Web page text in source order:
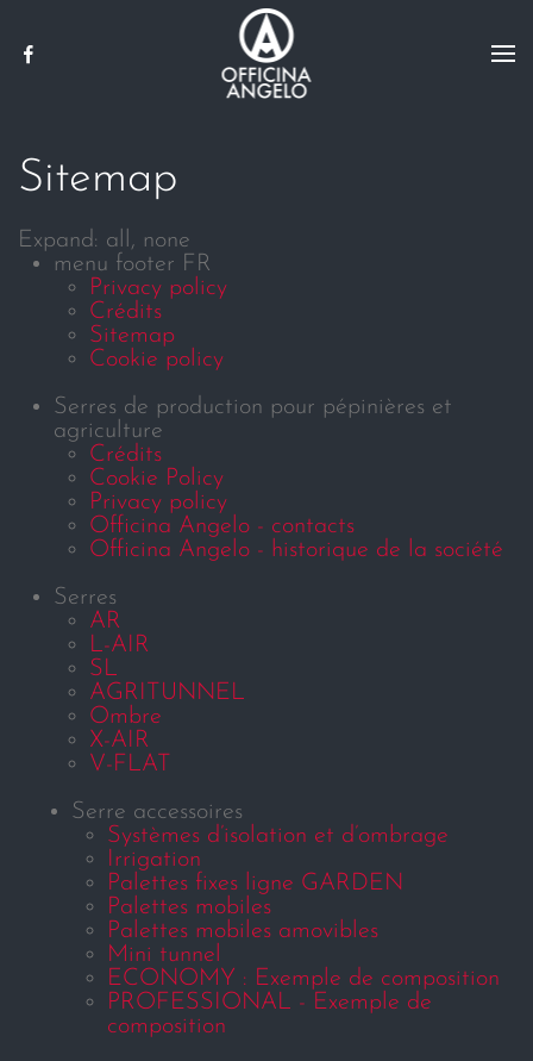
Skip to main content
Sitemap
Expand: all, none
menu footer FR
Privacy policy
Crédits
Sitemap
Cookie policy
Serres de production pour pépinières et
agriculture
Crédits
Cookie Policy
Privacy policy
Officina Angelo - contacts
Officina Angelo - historique de la société
Serres
AR
L-AIR
SL
AGRITUNNEL
Ombre
X-AIR
V-FLAT
Serre accessoires
Systèmes d’isolation et d’ombrage
Irrigation
Palettes fixes ligne GARDEN
Palettes mobiles
Palettes mobiles amovibles
Mini tunnel
ECONOMY : Exemple de composition
PROFESSIONAL - Exemple de
composition